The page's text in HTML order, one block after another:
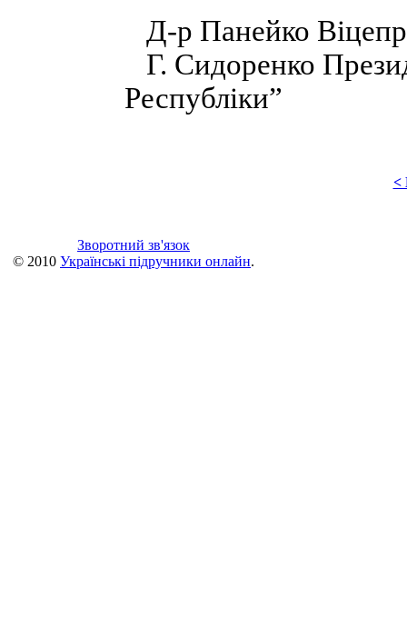
Д-р Панейко
Г. Сидоренко
Республіки”
<
Зворотний зв'язок
© 2010 Українські підручники онлайн.